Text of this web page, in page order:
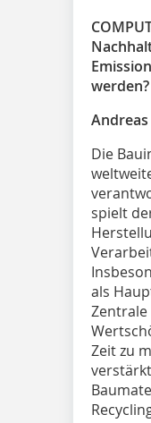
werden?
Die
spielt
als
Zeit zu